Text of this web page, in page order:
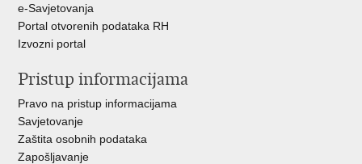
e-Savjetovanja
Portal otvorenih podataka RH
Izvozni portal
Pristup informacijama
Pravo na pristup informacijama
Savjetovanje
Zaštita osobnih podataka
Zapošljavanje